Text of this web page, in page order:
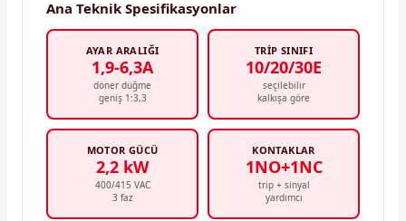
Ana Teknik Spesifikasyonlar
AYAR ARALIĞI
1,9-6,3A
döner düğme
geniş 1:3,3
TRIP SINIFI
10/20/30E
seçilebilir
kalkışa göre
MOTOR GÜCÜ
2,2 kW
400/415 VAC
3 faz
KONTAKLAR
1NO+1NC
trip + sinyal
yardımcı